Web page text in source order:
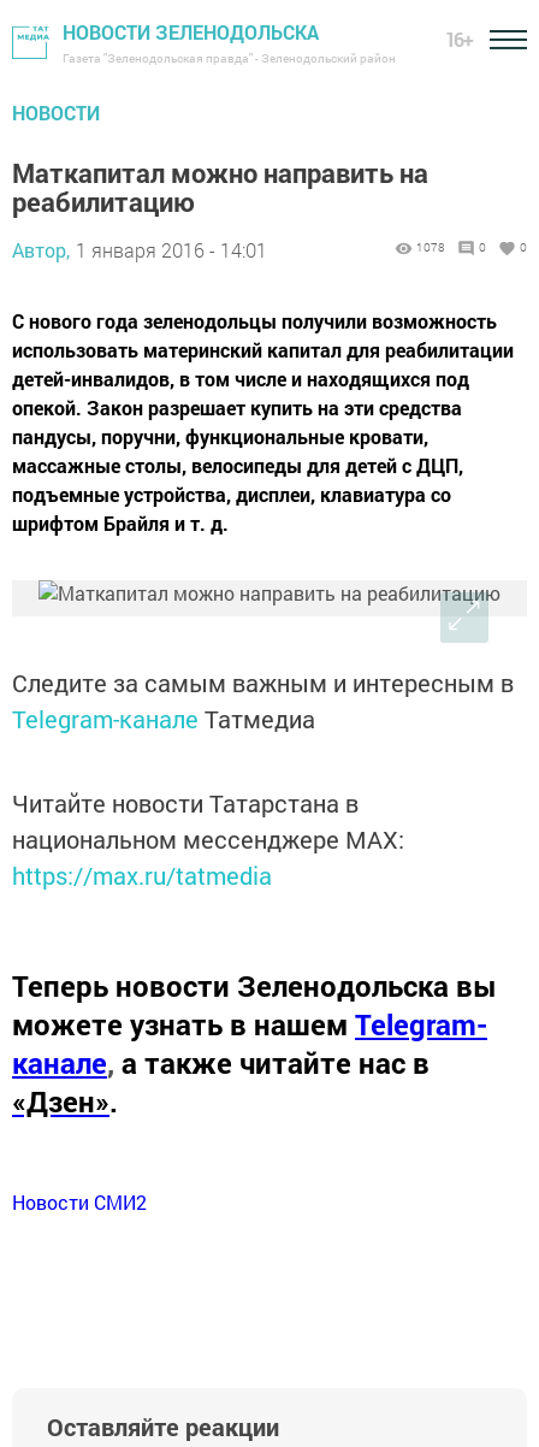
НОВОСТИ ЗЕЛЕНОДОЛЬСКА
Газета "Зеленодольская правда" - Зеленодольский район
16+
НОВОСТИ
Маткапитал можно направить на
реабилитацию
Автор, 1 января 2016 - 14:01 1078 0 0
С нового года зеленодольцы получили возможность
использовать материнский капитал для реабилитации
детей-инвалидов, в том числе и находящихся под
опекой. Закон разрешает купить на эти средства
пандусы, поручни, функциональные кровати,
массажные столы, велосипеды для детей с ДЦП,
подъемные устройства, дисплеи, клавиатура со
шрифтом Брайля и т. д.
Следите за самым важным и интересным в
Telegram-канале Татмедиа
Читайте новости Татарстана в
национальном мессенджере MАХ:
https://max.ru/tatmedia
Теперь новости Зеленодольска вы
можете узнать в нашем Telegram-
канале, а также читайте нас в
«Дзен».
Новости СМИ2
Оставляйте реакции